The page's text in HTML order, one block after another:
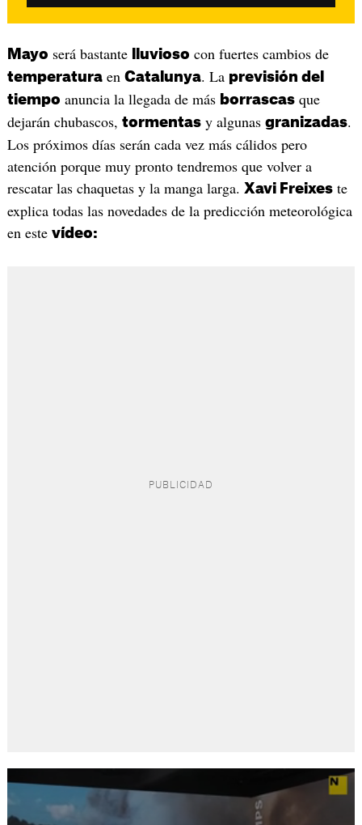
Mayo será bastante lluvioso con fuertes cambios de
temperaturaen Catalunya. La previsión del
tiempo anuncia la llegada de más borrascasque
dejarán chubascos, tormentasy algunas granizadas.
Los próximos días serán cada vez más cálidos pero
atención porque muy pronto tendremos que volver a
rescatar las chaquetas y la manga larga. Xavi Freixeste
explica todas las novedades de la predicción meteorológica
en este vídeo: